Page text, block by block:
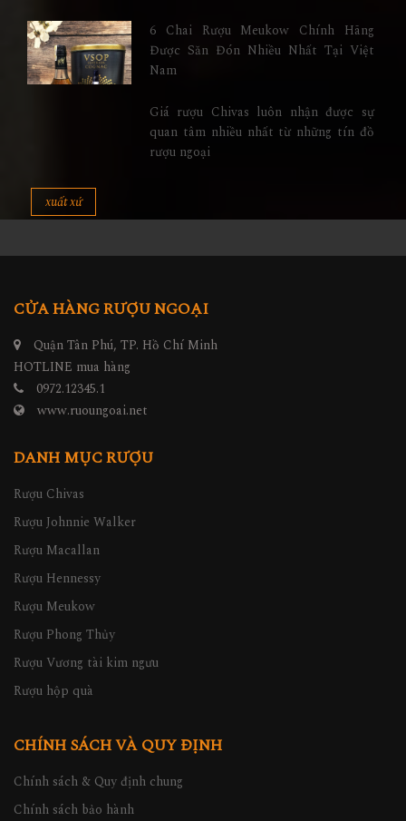
6 Chai Rượu Meukow Chính Hãng
Được Săn Đón Nhiều Nhất Tại Việt
Nam
Giá rượu Chivas luôn nhận được sự
quan tâm nhiều nhất từ những tín đồ
rượu ngoại
xuất xứ
CỬA HÀNG RƯỢU NGOẠI
Quận Tân Phú, TP. Hồ Chí Minh
HOTLINE mua hàng
0972.12345.1
www.ruoungoai.net
DANH MỤC RƯỢU
Rượu Chivas
Rượu Johnnie Walker
Rượu Macallan
Rượu Hennessy
Rượu Meukow
Rượu Phong Thủy
Rượu Vương tài kim ngưu
Rượu hộp quà
CHÍNH SÁCH VÀ QUY ĐỊNH
Chính sách & Quy định chung
Chính sách bảo hành